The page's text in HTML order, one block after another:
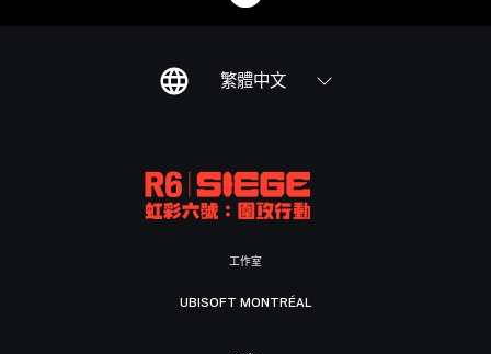
繁體中文
工作室
UBISOFT MONTRÉAL